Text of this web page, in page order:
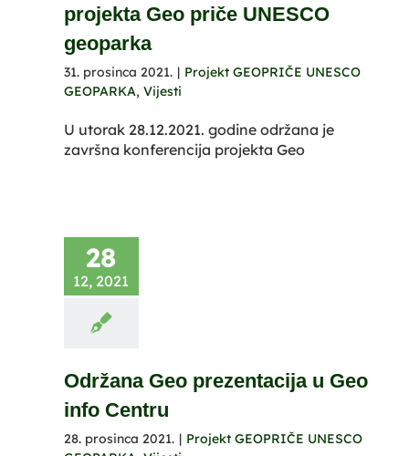
projekta Geo priče UNESCO
geoparka
31. prosinca 2021. | Projekt GEOPRIČE UNESCO
GEOPARKA, Vijesti
U utorak 28.12.2021. godine održana je
završna konferencija projekta Geo
28
12, 2021
Održana Geo prezentacija u Geo
info Centru
28. prosinca 2021. | Projekt GEOPRIČE UNESCO